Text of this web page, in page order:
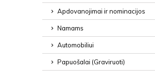
Apdovanojimai ir nominacijos
Namams
Automobiliui
Papuošalai (Graviruoti)